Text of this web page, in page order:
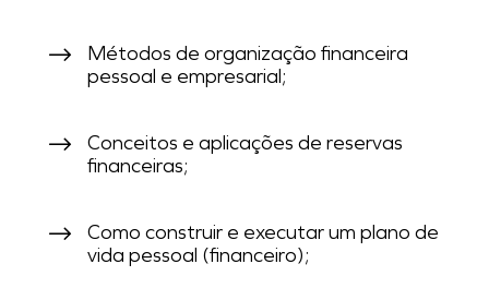
Métodos de organização financeira
pessoal e empresarial;
Conceitos e aplicações de reservas
financeiras;
Como construir e executar um plano de
vida pessoal (financeiro);